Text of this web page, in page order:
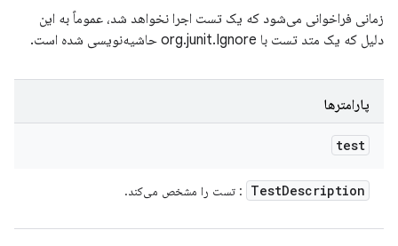
زمانی فراخوانی می‌شود که یک تست اجرا نخواهد شد، عموماً به این
دلیل که یک متد تست با org.junit.Ignore حاشیه‌نویسی شده است.
پارامترها
test
TestDescription : تست را مشخص می‌کند.